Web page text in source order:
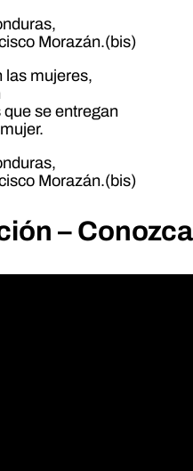
Morazán.(bis)
las mujeres,
se entregan
Morazán.(bis)
–